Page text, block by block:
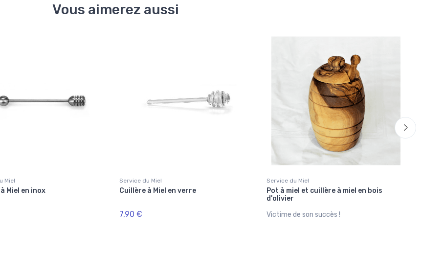
Vous aimerez aussi
Miel
Miel en inox
Service du Miel
Cuillère à Miel en verre
7,90 €
Service du Miel
Pot à miel et cuillère à miel en bois
d'olivier
Victime de son succès !